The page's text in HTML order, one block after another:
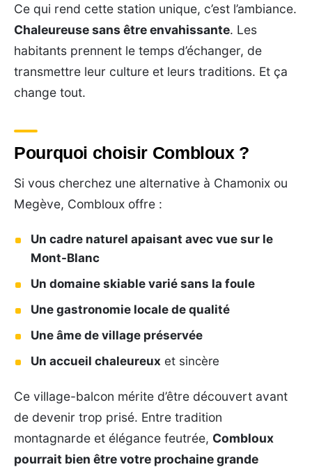
Ce qui rend cette station unique, c’est l’ambiance.
Chaleureuse sans être envahissante. Les
habitants prennent le temps d’échanger, de
transmettre leur culture et leurs traditions. Et ça
change tout.
Pourquoi choisir Combloux ?
Si vous cherchez une alternative à Chamonix ou
Megève, Combloux offre :
Un cadre naturel apaisant avec vue sur le
Mont-Blanc
Un domaine skiable varié sans la foule
Une gastronomie locale de qualité
Une âme de village préservée
Un accueil chaleureux et sincère
Ce village-balcon mérite d’être découvert avant
de devenir trop prisé. Entre tradition
montagnarde et élégance feutrée, Combloux
pourrait bien être votre prochaine grande